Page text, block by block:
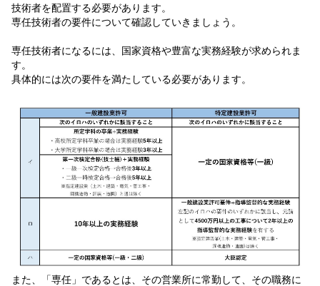
技術者を配置する必要があります。
専任技術者の要件について確認していきましょう。
専任技術者になるには、国家資格や豊富な実務経験が求められま
す。
具体的には次の要件を満たしている必要があります。
また、「専任」であるとは、その営業所に常勤して、その職務に